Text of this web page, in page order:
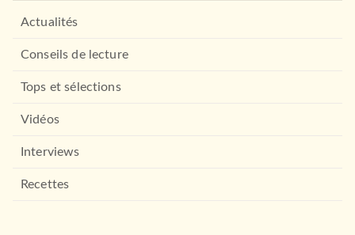
Actualités
Conseils de lecture
Tops et sélections
Vidéos
Interviews
Recettes